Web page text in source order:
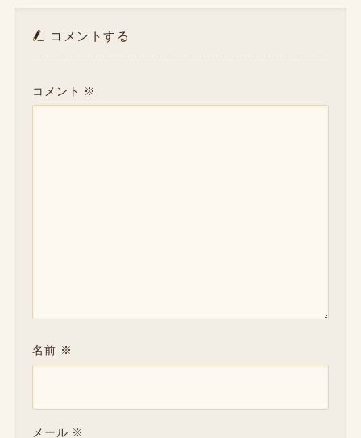
コメントする
コメント ※
名前 ※
メール ※